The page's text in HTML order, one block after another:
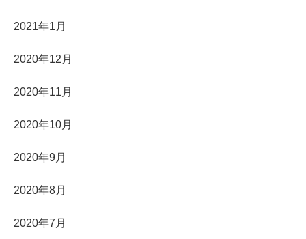
2021年1月
2020年12月
2020年11月
2020年10月
2020年9月
2020年8月
2020年7月